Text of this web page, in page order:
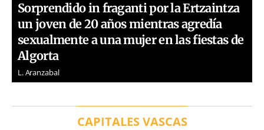
Sorprendido in fraganti por la Ertzaintza
un joven de 20 años mientras agredía
sexualmente a una mujer en las fiestas de
Algorta
L. Aranzabal
CAPITALES VASCAS